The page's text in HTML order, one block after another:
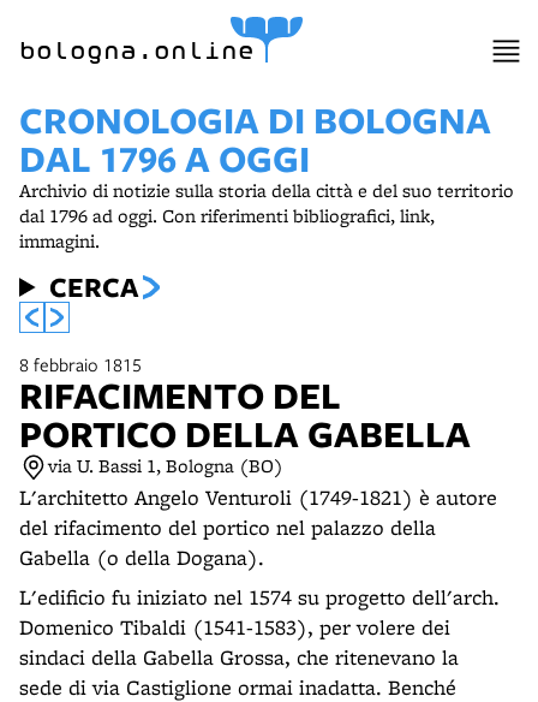
bologna.online
CRONOLOGIA DI BOLOGNA
DAL 1796 A OGGI
Archivio di notizie sulla storia della città e del suo territorio
dal 1796 ad oggi. Con riferimenti bibliografici, link,
immagini.
CERCA
8 febbraio 1815
RIFACIMENTO DEL
PORTICO DELLA GABELLA
via U. Bassi 1, Bologna (BO)
L'architetto Angelo Venturoli (1749-1821) è autore
del rifacimento del portico nel palazzo della
Gabella (o della Dogana).
L'edificio fu iniziato nel 1574 su progetto dell'arch.
Domenico Tibaldi (1541-1583), per volere dei
sindaci della Gabella Grossa, che ritenevano la
sede di via Castiglione ormai inadatta. Benché